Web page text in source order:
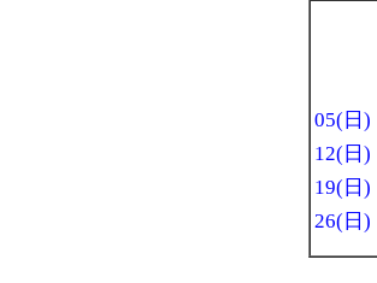
05(日)
12(日)
19(日)
26(日)